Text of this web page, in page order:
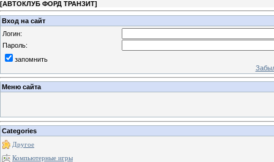
[АВТОКЛУБ ФОРД ТРАНЗИТ]
Вход на сайт
Логин:
Пароль:
запомнить
Меню сайта
Categories
Другое
Компьютерные игры